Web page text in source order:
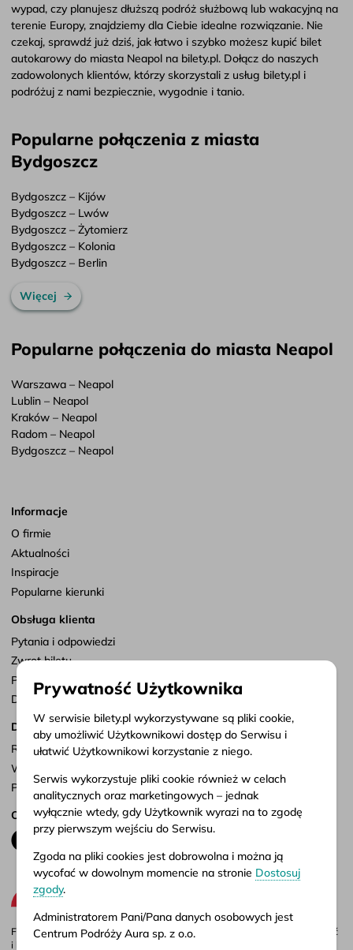
wypad, czy planujesz dłuższą podróż służbową lub wakacyjną na
terenie Europy, znajdziemy dla Ciebie idealne rozwiązanie. Nie
czekaj, sprawdź już dziś, jak łatwo i szybko możesz kupić bilet
autokarowy do miasta Neapol na bilety.pl. Dołącz do naszych
zadowolonych klientów, którzy skorzystali z usług bilety.pl i
podróżuj z nami bezpiecznie, wygodnie i tanio.
Popularne połączenia z miasta
Bydgoszcz
Bydgoszcz – Kijów
Bydgoszcz – Lwów
Bydgoszcz – Żytomierz
Bydgoszcz – Kolonia
Bydgoszcz – Berlin
Więcej
Popularne połączenia do miasta Neapol
Warszawa – Neapol
Lublin – Neapol
Kraków – Neapol
Radom – Neapol
Bydgoszcz – Neapol
Informacje
O firmie
Aktualności
Inspiracje
Popularne kierunki
Obsługa klienta
Pytania i odpowiedzi
Zwrot biletu
Punkty sprzedaży
Dostosuj zgody
Dokumenty
Regulamin serwisu
Warunki przewozu
Polityka prywatności
Obserwuj nas
Firma Aura jest administratorem portalu bilety.pl, gdzie możesz porównać
i kupić bilety autokarowe krajowe i międzynarodowe online. Bilety są
Prywatność Użytkownika
W serwisie bilety.pl wykorzystywane są pliki cookie,
aby umożliwić Użytkownikowi dostęp do Serwisu i
ułatwić Użytkownikowi korzystanie z niego.
Serwis wykorzystuje pliki cookie również w celach
analitycznych oraz marketingowych – jednak
wyłącznie wtedy, gdy Użytkownik wyrazi na to zgodę
przy pierwszym wejściu do Serwisu.
Zgoda na pliki cookies jest dobrowolna i można ją
wycofać w dowolnym momencie na stronie Dostosuj
zgody.
Administratorem Pani/Pana danych osobowych jest
Centrum Podróży Aura sp. z o.o.